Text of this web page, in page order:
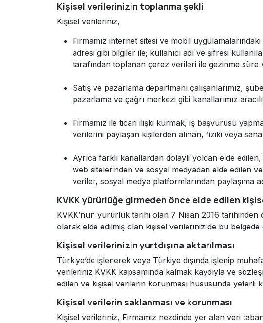
Kişisel verilerinizin toplanma şekli
Kişisel verileriniz,
Firmamız internet sitesi ve mobil
adresi gibi bilgiler ile; kullanıcı adı ve şifresi
tarafından toplanan çerez verileri ile gezinme süre
Satış ve pazarlama departmanı çalışanlarımız,
pazarlama ve çağrı merkezi gibi kanallarımız
Firmamız ile ticari ilişki kurmak, iş başvurusu
verilerini paylaşan kişilerden alınan, fiziki veya
Ayrıca farklı kanallardan dolaylı yoldan elde
web sitelerinden ve sosyal medyadan elde edilen
veriler, sosyal medya platformlarından paylaşıma
KVKK yürürlüğe girmeden önce elde edilen
KVKK’nun yürürlük tarihi olan 7 Nisan 2016
olarak elde edilmiş olan kişisel verileriniz de bu
Kişisel verilerinizin yurtdışına aktarılması
Türkiye’de işlenerek veya Türkiye dışında işlenip
verileriniz KVKK kapsamında kalmak kaydıyla ve
edilen ve kişisel verilerin korunması hususunda yeterli
Kişisel verilerin saklanması ve korunması
Kişisel verileriniz, Firmamız nezdinde yer alan veri